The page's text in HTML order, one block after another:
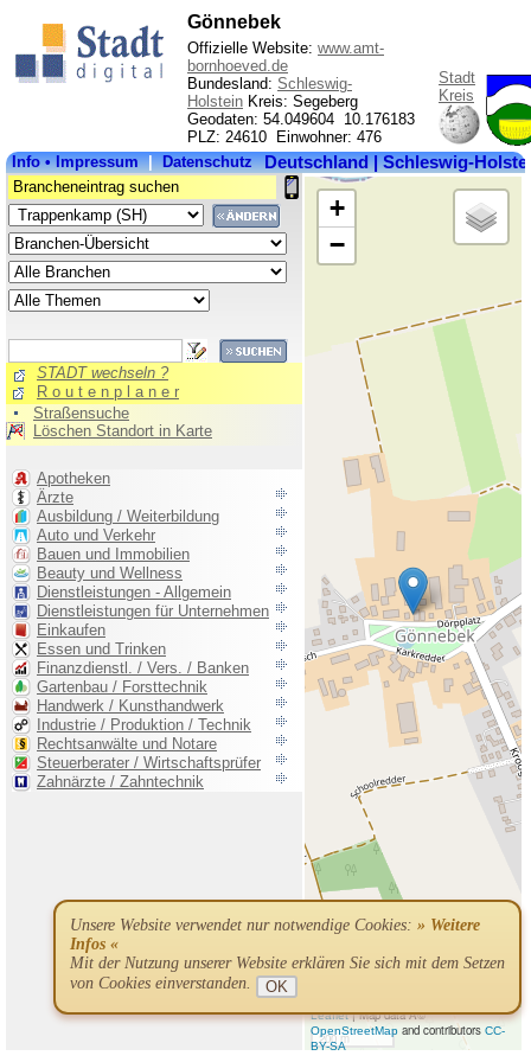
Gönnebek
Offizielle Website: www.amt-
bornhoeved.de
Bundesland: Schleswig-
Holstein Kreis: Segeberg
Geodaten: 54.049604 10.176183
PLZ: 24610 Einwohner: 476
Stadt
Kreis
Unsere Website verwendet nur notwendige Cookies: » Weitere
Infos «
Mit der Nutzung unserer Website erklären Sie sich mit dem Setzen
von Cookies einverstanden.
OK